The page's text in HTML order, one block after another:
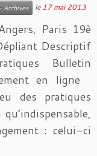
Archives le17 mai 2013
Paris 19è
Descriptif
Bulletin
en ligne
des pratiques
: celui-ci